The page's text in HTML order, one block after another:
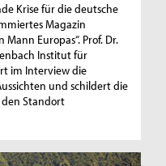
Krise für die deutsche
Magazin
Europas“. Prof. Dr.
Institut für
im Interview die
und schildert die
Standort